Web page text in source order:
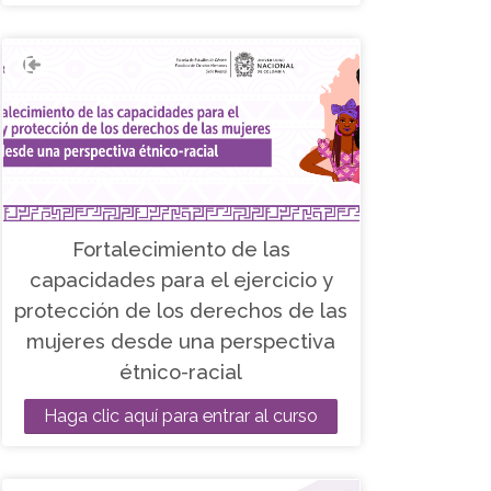
Fortalecimiento de las
capacidades para el ejercicio y
protección de los derechos de las
mujeres desde una perspectiva
étnico-racial
Haga clic aquí para entrar al curso